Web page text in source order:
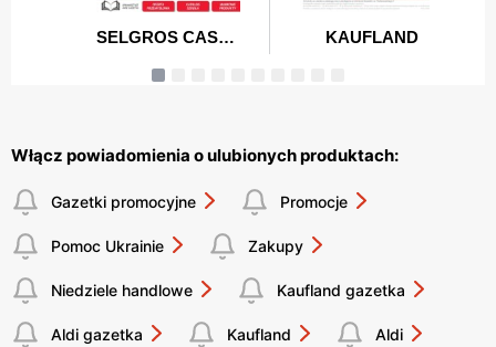
Włącz powiadomienia o ulubionych produktach:
Gazetki promocyjne Promocje
Pomoc Ukrainie Zakupy
Niedziele handlowe Kaufland gazetka
Aldi gazetka Kaufland Aldi